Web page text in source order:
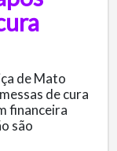
de Mato
de cura
financeira
são